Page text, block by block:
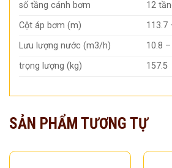
số tầng cánh bơm
12
Cột áp bơm (m)
113.7
Lưu lượng nước (m3/h)
10.8
trọng lượng (kg)
157.5
SẢN PHẨM TƯƠNG TỰ